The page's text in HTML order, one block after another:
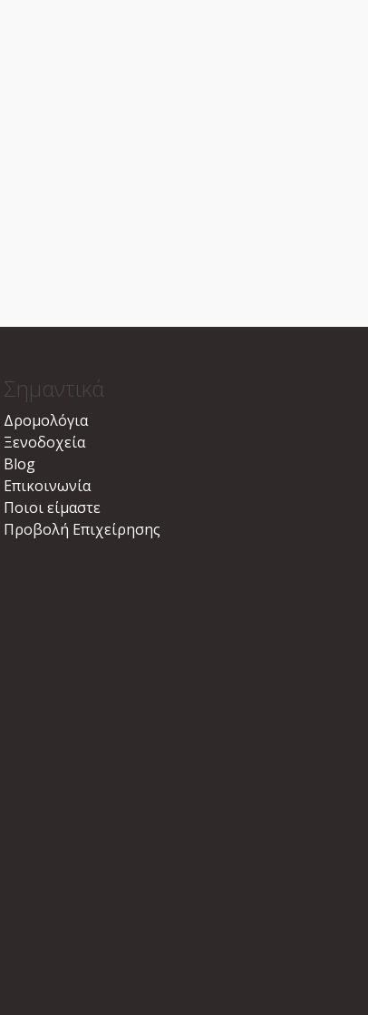
Σημαντικά
Δρομολόγια
Ξενοδοχεία
Blog
Επικοινωνία
Ποιοι είμαστε
Προβολή Επιχείρησης